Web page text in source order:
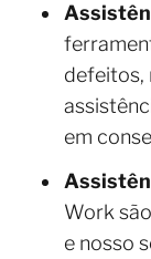
defeitos,
em
Work
e nosso